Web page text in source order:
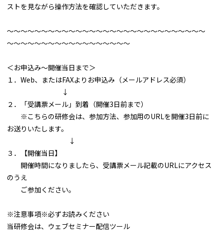
ストを見ながら操作方法を確認していただきます。
～～～～～～～～～～～～～～～～～～～～～～～～～～～～～
～～～～～～～～～～～～～～～～～～
＜お申込み～開催当日まで＞
１．Web、またはFAXよりお申込み（メールアドレス必須）
↓
２．「受講票メール」到着（開催3日前まで）
※こちらの研修会は、参加方法、参加用のURLを開催3日前に
お送りいたします。
↓
３．【開催当日】
開催時間になりましたら、受講票メール記載のURLにアクセス
のうえ
ご参加ください。
※注意事項※必ずお読みください
当研修会は、ウェブセミナー配信ツール